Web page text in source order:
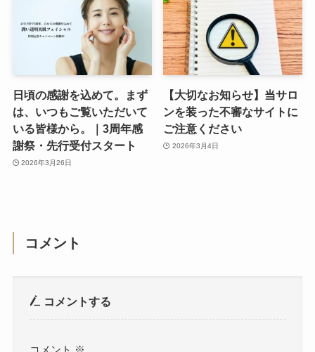
日頃の感謝を込めて。まず
は、いつもご覧いただいて
いる皆様から。｜3周年感
謝祭・先行受付スタート
2026年3月26日
【大切なお知らせ】当サロ
ンを装った不審なサイトに
ご注意ください
2026年3月4日
コメント
コメントする